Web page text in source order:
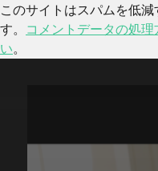
このサイトはスパムを低
す。
コメントデータの処
い。